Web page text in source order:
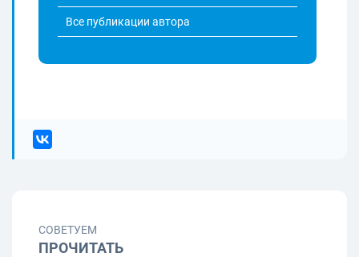
Все публикации автора
СОВЕТУЕМ
ПРОЧИТАТЬ